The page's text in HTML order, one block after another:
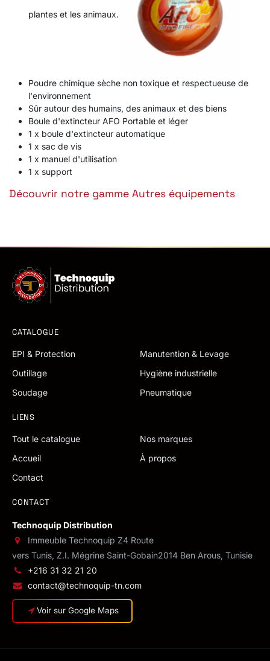
plantes et les animaux.
Poudre chimique sèche non toxique et respectueuse de
l'environnement
Sûr autour des humains, des animaux et des biens
Boule d'extincteur AFO Portable et léger
1 x boule d'extincteur automatique
1 x sac de vis
1 x manuel d'utilisation
1 x support
Découvrir notre gamme Autres équipements
CATALOGUE
EPI & Protection
Manutention & Levage
Outillage
Hygiène industrielle
Soudage
Pneumatique
LIENS
Tout le catalogue
Nos marques
Accueil
À propos
Contact
CONTACT
Technoquip Distribution
Immeuble Technoquip Z4 Route
vers Tunis, Z.I. Mégrine Saint-Gobain2014 Ben Arous, Tunisie
+216 31 32 21 20
contact@technoquip-tn.com
Voir sur Google Maps